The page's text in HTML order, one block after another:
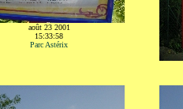
août 23 2001
15:33:58
Parc Astérix